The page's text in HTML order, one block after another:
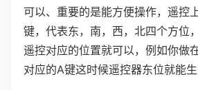
可以、重要的是能方便操作，遥控
键，代表东，南，西，北四个方位
遥控对应的位置就可以，例如你做
对应的A键这时候遥控器东位就能生